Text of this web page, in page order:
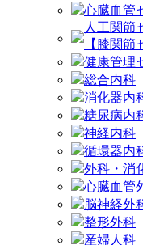
心臓血管
人工関節
【膝関節
健康管理
総合内科
消化器内
糖尿病内
神経内科
循環器内
外科・消
心臓血管
脳神経外
整形外科
産婦人科